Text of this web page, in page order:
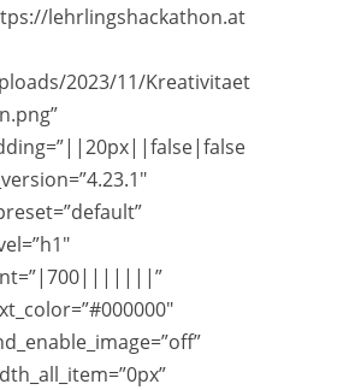
lehrlingshackathon.at
2023/11/Kreativitaet